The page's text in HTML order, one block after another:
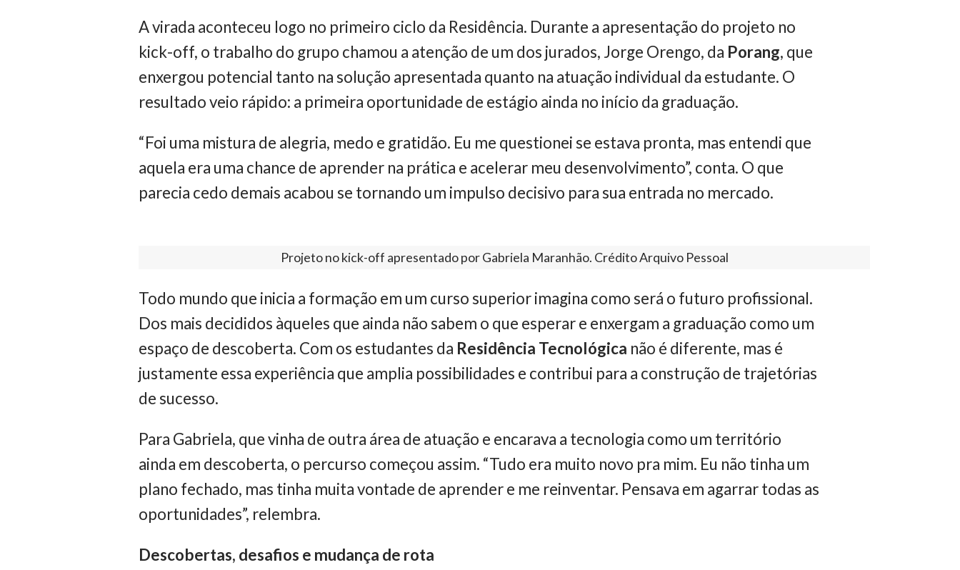
A virada aconteceu logo no primeiro ciclo da Residência. Durante a apresentação do projeto no
kick-off, o trabalho do grupo chamou a atenção de um dos jurados, Jorge Orengo, da Porang, que
enxergou potencial tanto na solução apresentada quanto na atuação individual da estudante. O
resultado veio rápido: a primeira oportunidade de estágio ainda no início da graduação.
“Foi uma mistura de alegria, medo e gratidão. Eu me questionei se estava pronta, mas entendi que
aquela era uma chance de aprender na prática e acelerar meu desenvolvimento”, conta. O que
parecia cedo demais acabou se tornando um impulso decisivo para sua entrada no mercado.
Projeto no kick-off apresentado por Gabriela Maranhão. Crédito Arquivo Pessoal
Todo mundo que inicia a formação em um curso superior imagina como será o futuro profissional.
Dos mais decididos àqueles que ainda não sabem o que esperar e enxergam a graduação como um
espaço de descoberta. Com os estudantes da Residência Tecnológica não é diferente, mas é
justamente essa experiência que amplia possibilidades e contribui para a construção de trajetórias
de sucesso.
Para Gabriela, que vinha de outra área de atuação e encarava a tecnologia como um território
ainda em descoberta, o percurso começou assim. “Tudo era muito novo pra mim. Eu não tinha um
plano fechado, mas tinha muita vontade de aprender e me reinventar. Pensava em agarrar todas as
oportunidades”, relembra.
Descobertas, desafios e mudança de rota